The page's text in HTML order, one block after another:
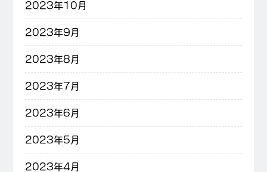
2023年10月
2023年9月
2023年8月
2023年7月
2023年6月
2023年5月
2023年4月